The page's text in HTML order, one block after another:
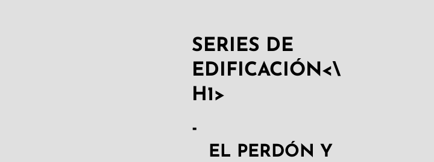
SERIES DE
EDIFICACIÓN<\
H1>
EL PERDÓN Y